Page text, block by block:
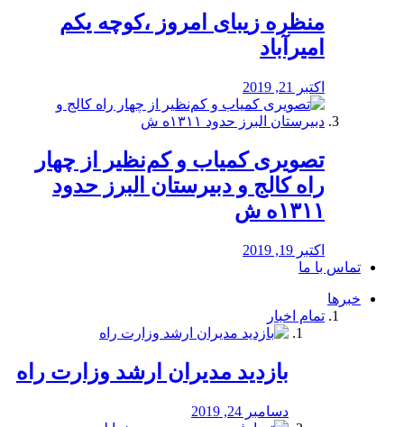
منظره‌‌ زیبای امروز ،کوچه یکم
امیرآباد
اکتبر 21, 2019
️تصویری کمیاب و کم‌نظیر از چهار
راه كالج و دبيرستان البرز حدود
۱۳۱۱ه ش
اکتبر 19, 2019
تماس با ما
خبرها
تمام اخبار
بازدید مدیران ارشد وزارت راه
دسامبر 24, 2019